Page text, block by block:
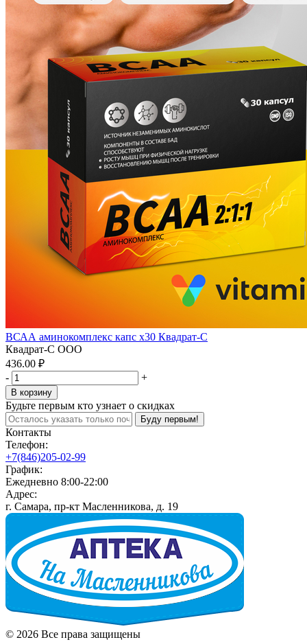
ВСАА аминокомплекс капс x30 Квадрат-С
Квадрат-С ООО
436.00 ₽
-
+
В корзину
Будьте первым кто узнает о скидках
Буду первым!
Контакты
Телефон:
+7(846)205-02-99
График:
Ежедневно 8:00-22:00
Адрес:
г. Самара, пр-кт Масленникова, д. 19
© 2026 Все права защищены